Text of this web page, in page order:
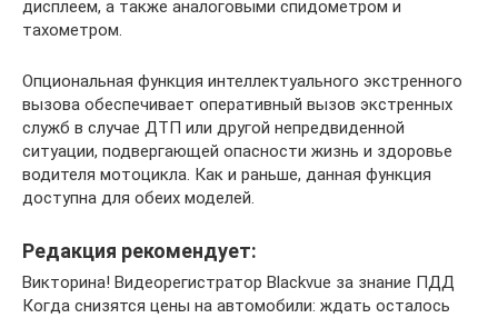
дисплеем, а также аналоговыми спидометром и
тахометром.
Опциональная функция интеллектуального экстренного
вызова обеспечивает оперативный вызов экстренных
служб в случае ДТП или другой непредвиденной
ситуации, подвергающей опасности жизнь и здоровье
водителя мотоцикла. Как и раньше, данная функция
доступна для обеих моделей.
Редакция рекомендует:
Викторина! Видеорегистратор Blackvue за знание ПДД
Когда снизятся цены на автомобили: ждать осталось